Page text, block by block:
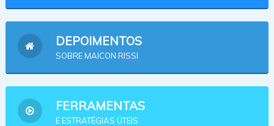
DEPOIMENTOS
SOBRE MAICON RISSI
FERRAMENTAS
E ESTRATÉGIAS ÚTEIS